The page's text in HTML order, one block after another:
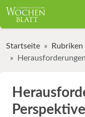
Startseite Rubriken